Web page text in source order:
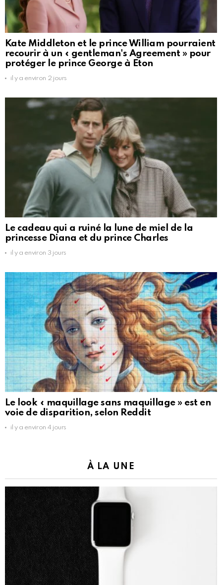
Kate Middleton et le prince William pourraient
recourir à un « gentleman's Agreement » pour
protéger le prince George à Eton
il y a environ 2 jours
Le cadeau qui a ruiné la lune de miel de la
princesse Diana et du prince Charles
il y a environ 3 jours
Le look « maquillage sans maquillage » est en
voie de disparition, selon Reddit
il y a environ 4 jours
À LA UNE